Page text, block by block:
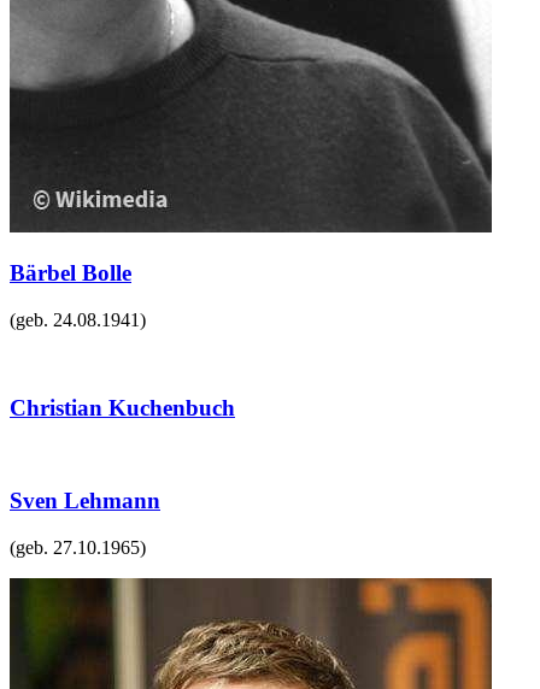
Bärbel Bolle
(geb. 24.08.1941)
Christian Kuchenbuch
Sven Lehmann
(geb. 27.10.1965)